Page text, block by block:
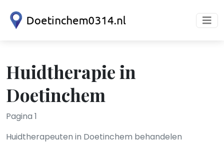
Huidtherapie in
Doetinchem
Pagina 1
Huidtherapeuten in Doetinchem behandelen